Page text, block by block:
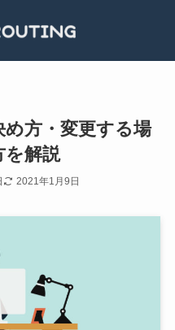
方・変更する場
を解説
2021年1月9日